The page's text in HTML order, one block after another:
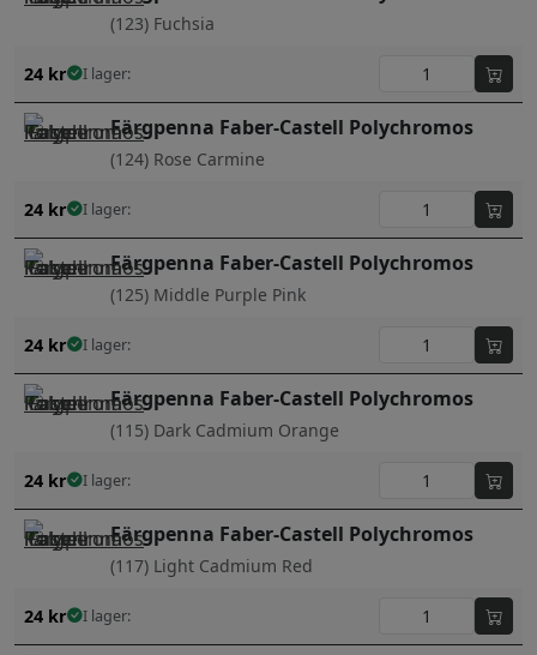
(123) Fuchsia
24 kr I lager:
Färgpenna Faber-Castell Polychromos
(124) Rose Carmine
24 kr I lager:
Färgpenna Faber-Castell Polychromos
(125) Middle Purple Pink
24 kr I lager:
Färgpenna Faber-Castell Polychromos
(115) Dark Cadmium Orange
24 kr I lager:
Färgpenna Faber-Castell Polychromos
(117) Light Cadmium Red
24 kr I lager: